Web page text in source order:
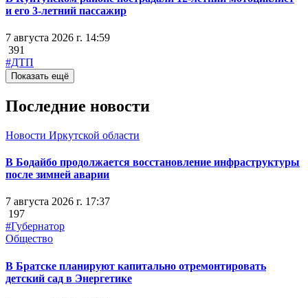
и его 3-летний пассажир
7 августа 2026 г. 14:59
391
#ДТП
Показать ещё
Последние новости
Новости Иркутской области
В Бодайбо продолжается восстановление инфраструктуры
после зимней аварии
7 августа 2026 г. 17:37
197
#Губернатор
Общество
В Братске планируют капитально отремонтировать
детский сад в Энергетике